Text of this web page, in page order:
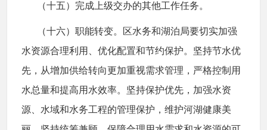
（十五）完成上级交办的其他工作任务。
（十六）职能转变。区水务和湖泊局要切实加强
水资源合理利用、优化配置和节约保护。坚持节水优
先，从增加供给转向更加重视需求管理，严格控制用
水总量和提高用水效率。坚持保护优先，加强水资
源、水域和水务工程的管理保护，维护河湖健康美